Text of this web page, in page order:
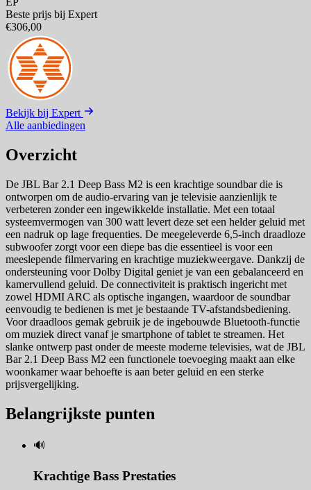
Beste prijs bij Expert
€306,00
Bekijk bij Expert
Alle aanbiedingen
Overzicht
De JBL Bar 2.1 Deep Bass M2 is een krachtige soundbar die is
ontworpen om de audio-ervaring van je televisie aanzienlijk te
verbeteren zonder een ingewikkelde installatie. Met een totaal
systeemvermogen van 300 watt levert deze set een helder geluid met
een nadruk op lage frequenties. De meegeleverde 6,5-inch draadloze
subwoofer zorgt voor een diepe bas die essentieel is voor een
meeslepende filmervaring en krachtige muziekweergave. Dankzij de
ondersteuning voor Dolby Digital geniet je van een gebalanceerd en
kamervullend geluid. De connectiviteit is praktisch ingericht met
zowel HDMI ARC als optische ingangen, waardoor de soundbar
eenvoudig te bedienen is met je bestaande TV-afstandsbediening.
Voor draadloos gemak gebruik je de ingebouwde Bluetooth-functie
om muziek direct vanaf je smartphone of tablet te streamen. Het
slanke ontwerp past onder de meeste moderne televisies, wat de JBL
Bar 2.1 Deep Bass M2 een functionele toevoeging maakt aan elke
woonkamer waar behoefte is aan beter geluid en een sterke
prijsvergelijking.
Belangrijkste punten
🔊
Krachtige Bass Prestaties